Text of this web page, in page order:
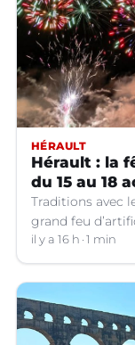
HÉRAULT
Hérault : la
du 15 au 18
Traditions avec
grand feu
il y a 16 h 1 min